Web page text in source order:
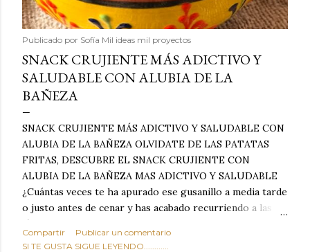
Publicado por Sofía Mil ideas mil proyectos
SNACK CRUJIENTE MÁS ADICTIVO Y
SALUDABLE CON ALUBIA DE LA
BAÑEZA
SNACK CRUJIENTE MÁS ADICTIVO Y SALUDABLE CON
ALUBIA DE LA BAÑEZA OLVIDATE DE LAS PATATAS
FRITAS, DESCUBRE EL SNACK CRUJIENTE CON
ALUBIA DE LA BAÑEZA MAS ADICTIVO Y SALUDABLE
¿Cuántas veces te ha apurado ese gusanillo a media tarde
o justo antes de cenar y has acabado recurriendo a las
típicas patatas de bolsa, frutos secos fritos o snacks
ultraprocesados llenos de grasas saturadas y sodio?
Compartir
Publicar un comentario
SI TE GUSTA SIGUE LEYENDO............